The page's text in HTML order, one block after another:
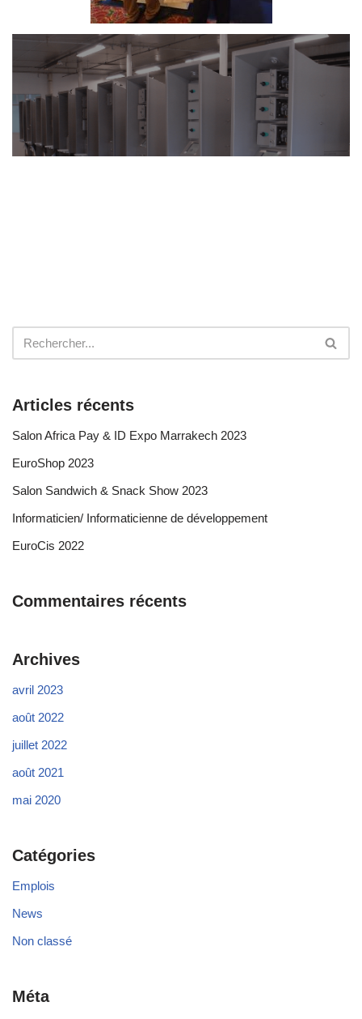
Articles récents
Salon Africa Pay & ID Expo Marrakech 2023
EuroShop 2023
Salon Sandwich & Snack Show 2023
Informaticien/ Informaticienne de développement
EuroCis 2022
Commentaires récents
Archives
avril 2023
août 2022
juillet 2022
août 2021
mai 2020
Catégories
Emplois
News
Non classé
Méta